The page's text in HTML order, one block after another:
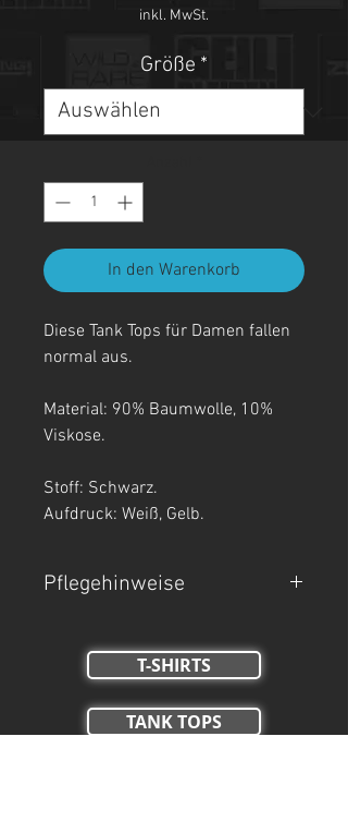
inkl. MwSt.
Größe *
In den Warenkorb
Diese Tank Tops für Damen fallen
normal aus.
Material: 90% Baumwolle, 10%
Viskose.
Stoff: Schwarz.
Aufdruck: Weiß, Gelb.
Pflegehinweise
- Auf links waschen.
- Nicht Trockner geeignet, nicht
T-SHIRTS
TANK TOPS